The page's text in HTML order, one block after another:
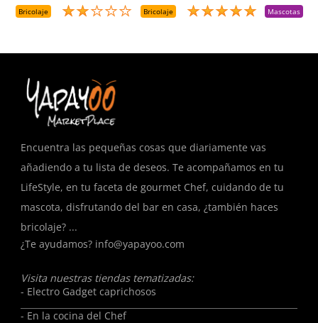
Bricolaje Bricolaje Mascotas
Encuentra las pequeñas cosas que diariamente vas
añadiendo a tu lista de deseos. Te acompañamos en tu
LifeStyle, en tu faceta de gourmet Chef, cuidando de tu
mascota, disfrutando del bar en casa, ¿también haces
bricolaje? ...
¿Te ayudamos? info@yapayoo.com
Visita nuestras tiendas tematizadas:
- Electro Gadget caprichosos
- En la cocina del Chef